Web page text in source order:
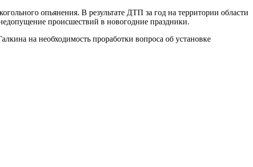
опьянения. В результате ДТП за год на территории области
происшествий в новогодние праздники.
на необходимость проработки вопроса об установке